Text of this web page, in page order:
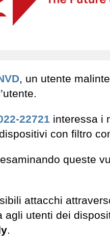
, un utente
22721 interessa i
con filtro
queste
attacchi
agli utenti dei
.